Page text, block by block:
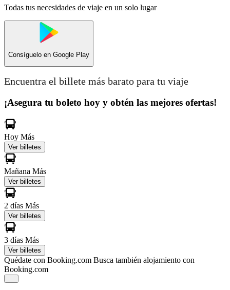
Todas tus necesidades de viaje en un solo lugar
Consíguelo en Google Play
Encuentra el billete más barato para tu viaje
¡Asegura tu boleto hoy y obtén las mejores ofertas!
Hoy Más
Ver billetes
Mañana Más
Ver billetes
2 días Más
Ver billetes
3 días Más
Ver billetes
Quédate con Booking.com Busca también alojamiento con
Booking.com